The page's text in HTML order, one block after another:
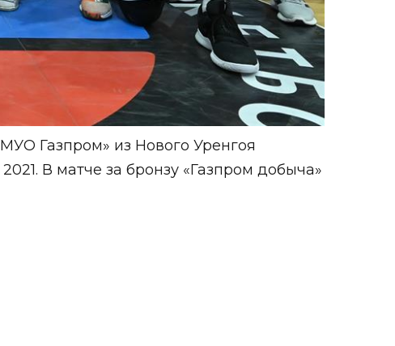
Газпром» из Нового Уренгоя
В матче за бронзу «Газпром добыча»